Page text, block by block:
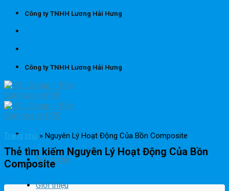
Skip
content
Công ty TNHH Lương Hải Hưng
Công ty TNHH Lương Hải Hưng
Trang chủ
Giới thiệu
Trang chủ » Nguyên Lý Hoạt Động Của Bồn Composite
Thẻ tìm kiếm Nguyên Lý Hoạt Động Của Bồn
Composite